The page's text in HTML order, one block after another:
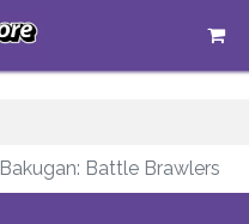
Bakugan: Battle Brawlers